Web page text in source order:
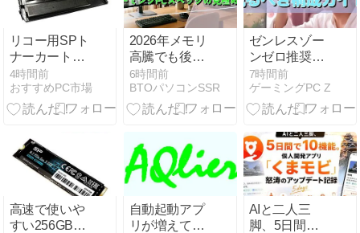
リコー用SPト
ナーカートリ
ッジ6100H大
容量リサイク
ルトナーの魅
4時間前
おすすめPC市場
2026年メモリ
高騰でも後悔
しない ゲーミ
ングPCスペッ
クの見極め方
6時間前
BTOパソコンSSR
ゼンレスゾー
ンゼロ推奨ス
ペックで迷っ
たら見るべき
構成ガイド
7時間前
ゲーミングPC Z
高速で使いや
すい256GB内
自動起動アプ
リが増えてい
AIと二人三
脚、5日間で